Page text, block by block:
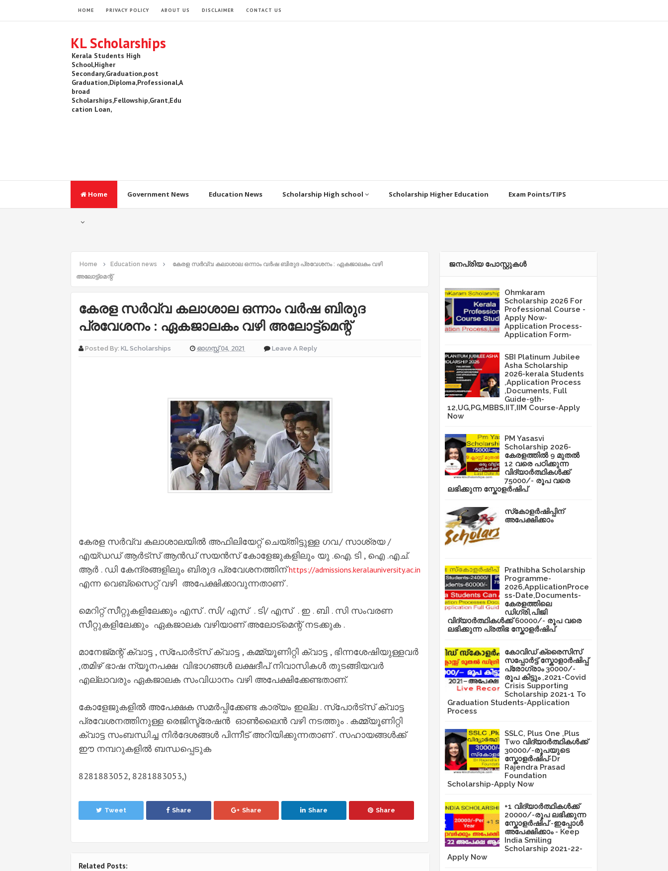
HOME PRIVACY POLICY ABOUT US DISCLAIMER CONTACT US
KL Scholarships
Kerala Students High
School,Higher
Secondary,Graduation,post
Graduation,Diploma,Professional,A
broad
Scholarships,Fellowship,Grant,Edu
cation Loan,
Home Government News Education News Scholarship High school Scholarship Higher Education Exam Points/TIPS
Home Education news
കേരള സർവ്വ കലാശാല ഒന്നാം വർഷ ബിരുദ പ്രവേശനം : ഏകജാലകം വഴി
അലോട്ട്മെന്റ്
കേരള സർവ്വ കലാശാല ഒന്നാം വർഷ ബിരുദ
പ്രവേശനം : ഏകജാലകം വഴി അലോട്ട്മെന്റ്
Posted By: KL Scholarships ഓഗസ്റ്റ് 04, 2021 Leave A Reply
കേരള സർവ്വ കലാശാലയിൽ അഫിലിയേറ്റ് ചെയ്തിട്ടുള്ള ഗവ./ സാശ്രയ /
എയ്ഡഡ് ആർട്സ് ആൻഡ് സയൻസ് കോളേജുകളിലും യു .ഐ. ടി , ഐ .എച്.
ആർ . ഡി കേന്ദ്രങ്ങളിലും ബിരുദ പ്രവേശനത്തിന് https://admissions.keralauniversity.ac.in
എന്ന വെബ്സൈറ്റ് വഴി അപേക്ഷിക്കാവുന്നതാണ് .
മെറിറ്റ് സീറ്റുകളിലേക്കും എസ് . സി/ എസ് . ടി/ എസ് . ഇ . ബി . സി സംവരണ
സീറ്റുകളിലേക്കും ഏകജാലക വഴിയാണ് അലോട്മെന്റ് നടക്കുക .
മാനേജ്‌മന്റ് ക്വാട്ട , സ്പോർട്സ് ക്വാട്ട , കമ്മ്യൂണിറ്റി ക്വാട്ട , ഭിന്നശേഷിയുള്ളവർ
,തമിഴ് ഭാഷ ന്യൂനപക്ഷ വിഭാഗങ്ങൾ ലക്ഷദീപ് നിവാസികൾ തുടങ്ങിയവർ
എല്ലാവരും ഏകജാലക സംവിധാനം വഴി അപേക്ഷിക്കേണ്ടതാണ്.
കോളേജുകളിൽ അപേക്ഷക സമർപ്പിക്കേണ്ട കാര്യം ഇല്ല . സ്പോർട്സ് ക്വാട്ട
പ്രവേശനത്തിനുള്ള രെജിസ്ട്രേഷൻ ഓൺലൈൻ വഴി നടത്തും . കമ്മ്യൂണിറ്റി
ക്വാട്ട സംബന്ധിച്ച നിർദേശങ്ങൾ പിന്നീട് അറിയിക്കുന്നതാണ് . സഹായങ്ങൾക്ക്
ഈ നമ്പറുകളിൽ ബന്ധപ്പെടുക
8281883052, 8281883053,)
Tweet Share Share Share Share
Related Posts:
ജനപ്രിയ പോസ്റ്റുകള്‍‌
Ohmkaram
Scholarship 2026 For
Professional Course -
Apply Now-
Application Process-
Application Form-
SBI Platinum Jubilee
Asha Scholarship
2026-kerala Students
,Application Process
,Documents, Full
Guide-9th-
12,UG,PG,MBBS,IIT,IIM Course-Apply
Now
PM Yasasvi
Scholarship 2026-
കേരളത്തിൽ 9 മുതൽ
12 വരെ പഠിക്കുന്ന
വിദ്യാർത്ഥികൾക്ക്
75000/- രൂപ വരെ
ലഭിക്കുന്ന സ്കോളർഷിപ്
സ്‌കോളർഷിപ്പിന്
അപേക്ഷിക്കാം
Prathibha Scholarship
Programme-
2026,ApplicationProce
ss-Date,Documents-
കേരളത്തിലെ
ഡിഗ്രി,പിജി
വിദ്യാർത്ഥികൾക്ക് 60000/- രൂപ വരെ
ലഭിക്കുന്ന പ്രതിഭ സ്കോളർഷിപ്
കോവിഡ് ക്രൈസിസ്
സപ്പോർട്ട് സ്കോളാർഷിപ്പ്
പ്രോഗ്രാം 30000/-
രൂപ കിട്ടും ,2021-Covid
Crisis Supporting
Scholarship 2021-1 To
Graduation Students-Application
Process
SSLC, Plus One ,Plus
Two വിദ്യാർത്ഥികൾക്ക്
30000/-രൂപയുടെ
സ്കോളർഷിപ്-Dr
Rajendra Prasad
Foundation
Scholarship-Apply Now
+1 വിദ്യാർത്ഥികൾക്ക്
20000/-രൂപ ലഭിക്കുന്ന
സ്കോളർഷിപ് -ഇപ്പോൾ
അപേക്ഷിക്കാം - Keep
India Smiling
Scholarship 2021-22-
Apply Now